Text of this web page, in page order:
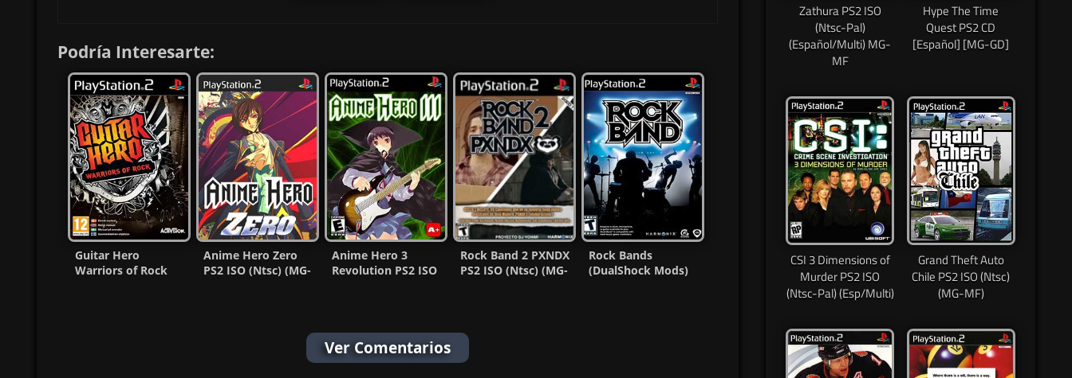
Podría Interesarte:
Guitar Hero
Warriors of Rock
Anime Hero Zero
PS2 ISO (Ntsc) (MG-
Anime Hero 3
Revolution PS2 ISO
Rock Band 2 PXNDX
PS2 ISO (Ntsc) (MG-
Rock Bands
(DualShock Mods)
Ver Comentarios
Zathura PS2 ISO
(Ntsc-Pal)
(Español/Multi) MG-
MF
Hype The Time
Quest PS2 CD
[Español] [MG-GD]
CSI 3 Dimensions of
Murder PS2 ISO
(Ntsc-Pal) (Esp/Multi)
Grand Theft Auto
Chile PS2 ISO (Ntsc)
(MG-MF)